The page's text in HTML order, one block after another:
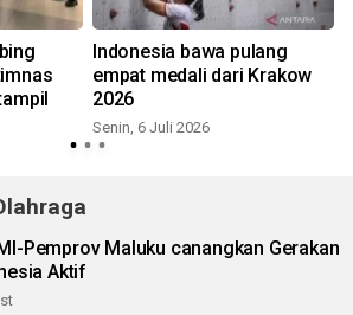
Indonesia bawa pulang
empat medali dari Krakow
2026
Senin, 6 Juli 2026
Pemprov Maluku canangkan Gerakan
Aktif